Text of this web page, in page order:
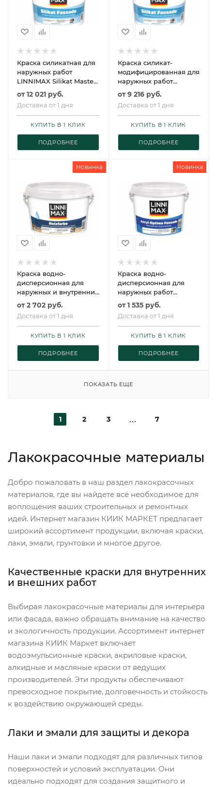
Краска силикатная для
наружных работ
LINNIMAX Silikat Master
Fassade / ЛИННИМАКС
Силикат Мастер Фаса
от12 021 руб.
Доставка от 1 дня
ПОДРОБНЕЕ
КУПИТЬ В 1 КЛИК
Краска силикат-
модифицированная для
наружных работ
LINNIMAX Silikat
Fassade / ЛИННИМАКС
Силикат Фасад
от9 216 руб.
Доставка от 1 дня
ПОДРОБНЕЕ
КУПИТЬ В 1 КЛИК
Новинка
Краска водно-
дисперсионная для
наружных и внутренних
работ LINNIMAX
Holzfarbe /
ЛИННИМАКС
Хольцфарбе
от2 702 руб.
Доставка от 1 дня
ПОДРОБНЕЕ
КУПИТЬ В 1 КЛИК
Новинка
Краска водно-
дисперсионная для
наружных работ
LINNIMAX Acryl Optima
Fassade / ЛИННИМАКС
Оптима Фасад
от1 535 руб.
Доставка от 1 дня
ПОДРОБНЕЕ
КУПИТЬ В 1 КЛИК
ПОКАЗАТЬ ЕЩЕ
1 2 3 7
Лакокрасочные материалы
Добро пожаловать в наш раздел лакокрасочных
материалов, где вы найдете всё необходимое для
воплощения ваших строительных и ремонтных
идей. Интернет магазин КИИК МАРКЕТ предлагает
широкий ассортимент продукции, включая краски,
лаки, эмали, грунтовки и многое другое.
Качественные краски для внутренних
и внешних работ
Выбирая лакокрасочные материалы для интерьера
или фасада, важно обращать внимание на качество
и экологичность продукции. Ассортимент интернет
магазина КИИК Маркет включает
водоэмульсионные краски, акриловые краски,
алкидные и масляные краски от ведущих
производителей. Эти продукты обеспечивают
превосходное покрытие, долговечность и стойкость
к воздействию окружающей среды.
Лаки и эмали для защиты и декора
Наши лаки и эмали подходят для различных типов
поверхностей и условий эксплуатации. Они
идеально подходят для создания защитного и